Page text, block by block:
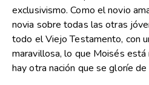
exclusivismo. Como el novio
novia sobre todas las otras
todo el Viejo Testamento, con
maravillosa, lo que Moisés está
hay otra nación que se gloríe